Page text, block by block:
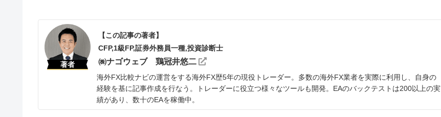
著者
【この記事の著者】
CFP,1級FP,証券外務員一種,投資診断士
㈱ナゴウェブ 鶏冠井悠二
海外FX比較ナビの運営をする海外FX歴5年の現役トレーダー。多数の海外FX業者を実際に利用し、自身の
経験を基に記事作成を行なう。トレーダーに役立つ様々なツールも開発。EAのバックテストは200以上の実
績があり、数十のEAを稼働中。